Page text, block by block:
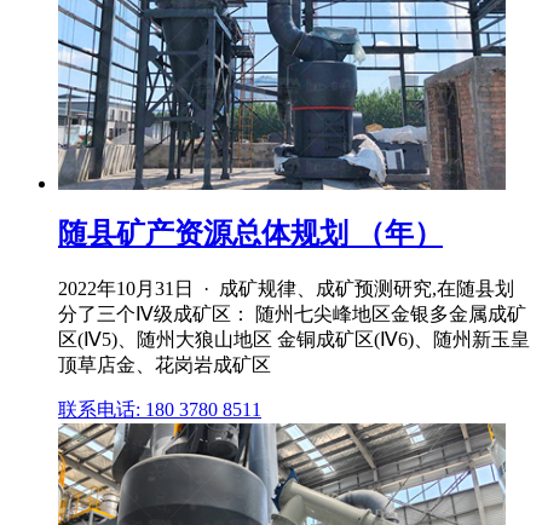
随县矿产资源总体规划 （年）
2022年10月31日 · 成矿规律、成矿预测研究,在随县划
分了三个Ⅳ级成矿区： 随州七尖峰地区金银多金属成矿
区(Ⅳ5)、随州大狼山地区 金铜成矿区(Ⅳ6)、随州新玉皇
顶草店金、花岗岩成矿区
联系电话: 180 3780 8511